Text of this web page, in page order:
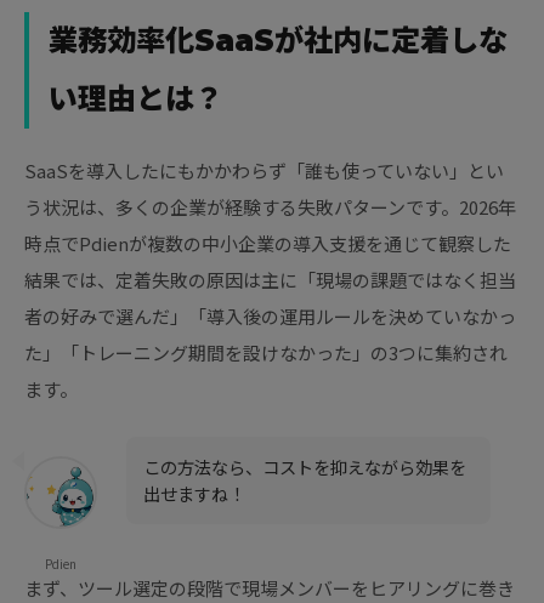
業務効率化SaaSが社内に定着しな
い理由とは？
SaaSを導入したにもかかわらず「誰も使っていない」とい
う状況は、多くの企業が経験する失敗パターンです。2026年
時点でPdienが複数の中小企業の導入支援を通じて観察した
結果では、定着失敗の原因は主に「現場の課題ではなく担当
者の好みで選んだ」「導入後の運用ルールを決めていなかっ
た」「トレーニング期間を設けなかった」の3つに集約され
ます。
Pdien
この方法なら、コストを抑えながら効果を
出せますね！
まず、ツール選定の段階で現場メンバーをヒアリングに巻き